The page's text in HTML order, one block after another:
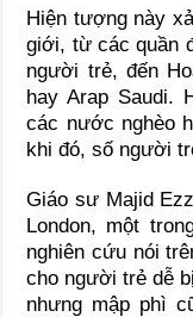
Hiện tượng này
giới, từ các quần
người trẻ, đến
hay Arap Saudi.
các nước nghèo
khi đó, số người
Giáo sư Majid
London, một
nghiên cứu nói
cho người trẻ dễ
nhưng mập phì